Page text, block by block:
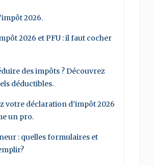
2026.
2026 et PFU : il faut cocher
des impôts ? Découvrez
déductibles.
votre déclaration d’impôt 2026
un pro.
: quelles formulaires et